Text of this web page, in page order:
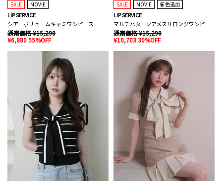
SALE MOVIE
LIP SERVICE
シアーボリュームキャミワンピース
通常価格 ¥15,290
¥6,880 55%OFF
SALE MOVIE 新色追加
LIP SERVICE
マルチパターンアメスリロングワンピース
通常価格 ¥15,290
¥10,703 30%OFF